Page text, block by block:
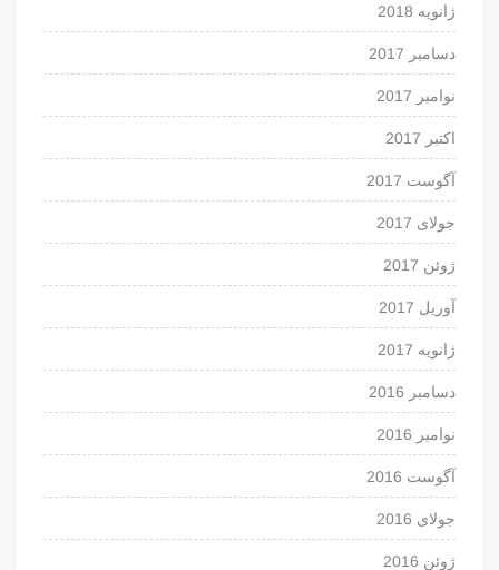
ژانویه 2018
دسامبر 2017
نوامبر 2017
اکتبر 2017
آگوست 2017
جولای 2017
ژوئن 2017
آوریل 2017
ژانویه 2017
دسامبر 2016
نوامبر 2016
آگوست 2016
جولای 2016
ژوئن 2016